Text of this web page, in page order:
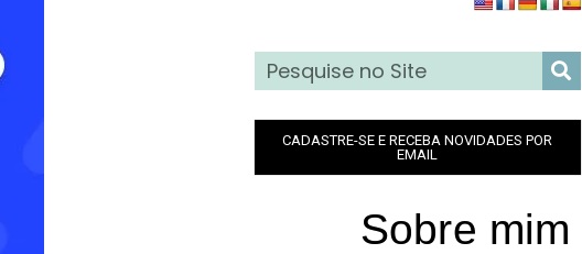
CADASTRE-SE E RECEBA NOVIDADES POR
EMAIL
Sobre mim